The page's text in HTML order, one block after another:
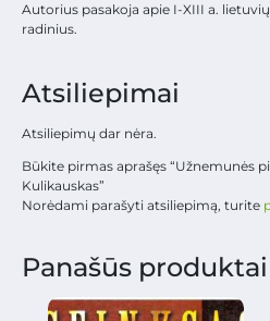
Autorius pasakoja apie I-XIII a.
radinius.
Atsiliepimai
Atsiliepimų dar nėra.
Būkite pirmas aprašęs “Užnemunės
Kulikauskas”
Norėdami parašyti atsiliepimą, turite
Panašūs produktai